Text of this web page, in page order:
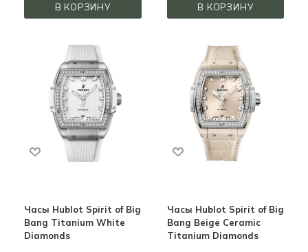
В КОРЗИНУ В КОРЗИНУ
Часы Hublot Spirit of Big
Bang Titanium White
Diamonds
Часы Hublot Spirit of Big
Bang Beige Ceramic
Titanium Diamonds